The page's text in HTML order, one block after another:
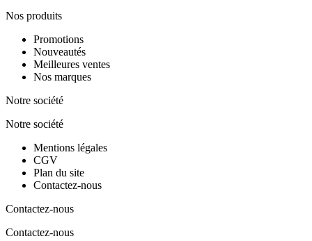
Nos produits
Promotions
Nouveautés
Meilleures ventes
Nos marques
Notre société
Notre société
Mentions légales
CGV
Plan du site
Contactez-nous
Contactez-nous
Contactez-nous